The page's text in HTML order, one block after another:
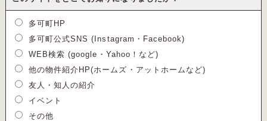
多可町HP
多可町公式SNS (Instagram・Facebook)
WEB検索 (google・Yahoo！など)
他の物件紹介HP(ホームズ・アットホームなど)
友人・知人の紹介
イベント
その他